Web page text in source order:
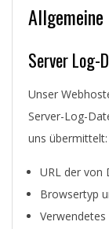
Server Log-
Unser
Server-Log-
uns übermittelt:
URL der von
Browsertyp